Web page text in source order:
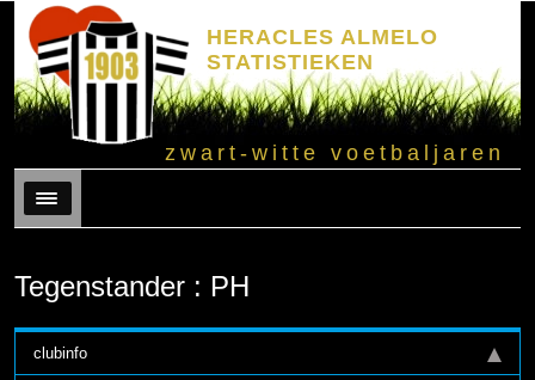
HERACLES ALMELO
STATISTIEKEN
zwart-witte voetbaljaren
Menu
Tegenstander : PH
clubinfo